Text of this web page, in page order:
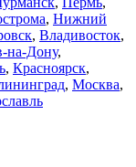
, Нижний
, Владивосток,
на-Дону,
, Красноярск,
, Москва,